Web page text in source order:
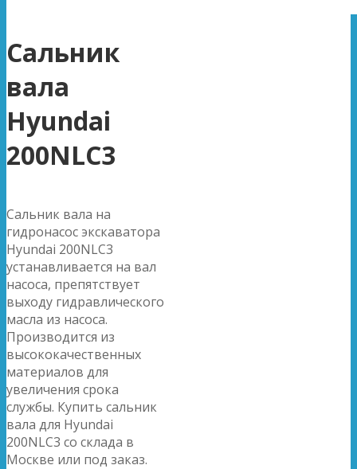
Сальник
вала
Hyundai
200NLC3
Сальник вала на
гидронасос экскаватора
Hyundai 200NLC3
устанавливается на вал
насоса, препятствует
выходу гидравлического
масла из насоса.
Производится из
высококачественных
материалов для
увеличения срока
службы. Купить сальник
вала для Hyundai
200NLC3 со склада в
Москве или под заказ.